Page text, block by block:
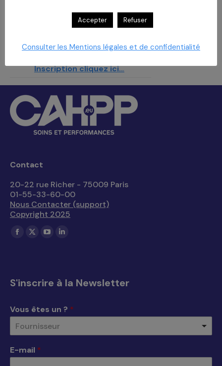
Recherche facile de vos documents …
Inscription par mail
Inscription cliquez ici...
Contact
20-22 rue Richer - 75009 Paris
01-55-33-60-00
Nous Contacter (support)
Copyright 2025
Trouvez nous sur :
La
dans
nouvelle
fenêtre
La
dans
nouvelle
fenêtre
La
dans
nouvelle
fenêtre
La
dans
nouvelle
S'inscrire à la Newsletter
Vous êtes un ? *
Fournisseur
E-mail *
Accepter Refuser
Consulter les Mentions légales et de confidentialité